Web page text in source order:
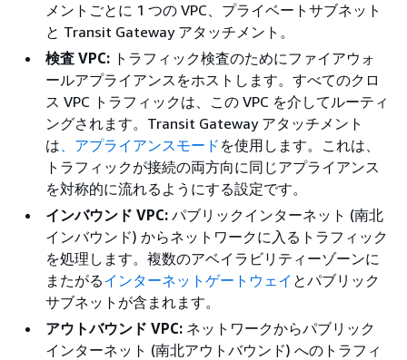
メントごとに 1 つの VPC、プライベートサブネット
と Transit Gateway アタッチメント。
検査 VPC: トラフィック検査のためにファイアウォ
ールアプライアンスをホストします。すべてのクロ
ス VPC トラフィックは、この VPC を介してルーティ
ングされます。Transit Gateway アタッチメント
は、アプライアンスモード を使用します。これは、
トラフィックが接続の両方向に同じアプライアンス
を対称的に流れるようにする設定です。
インバウンド VPC: パブリックインターネット (南北
インバウンド) からネットワークに入るトラフィック
を処理します。複数のアベイラビリティーゾーンに
またがるインターネットゲートウェイ とパブリック
サブネットが含まれます。
アウトバウンド VPC: ネットワークからパブリック
インターネット (南北アウトバウンド) へのトラフィ